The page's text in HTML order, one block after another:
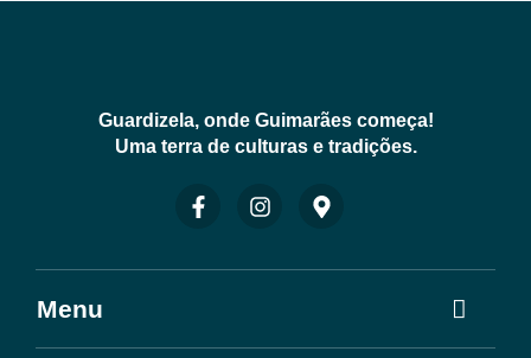
Guardizela, onde Guimarães começa!
Uma terra de culturas e tradições.
Menu